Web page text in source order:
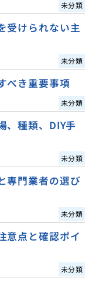
未分類
受けられない主
未分類
べき重要事項
未分類
、種類、DIY手
未分類
専門業者の選び
未分類
意点と確認ポイ
未分類